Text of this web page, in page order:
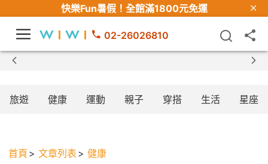
快樂Fun暑假！ 全館滿1800元免運
02-26026810
旅遊 健康 運動 親子 穿搭 生活 星座
首頁 文章列表 健康